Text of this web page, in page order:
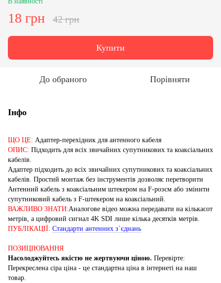
18 грн 42 грн
Купити
До обраного Порівняти
Інфо
ЩО ЦЕ: Адаптер-перехідник для антенного кабеля
ОПИС: Підходить для всіх звичайних супутникових та коаксіальних
кабелів.
Адаптер підходить до всіх звичайних супутникових та коаксіальних
кабелів. Простий монтаж без інструментів дозволяє перетворити
Антенний кабель з коаксіальним штекером на F-розєм або змінити
супутниковий кабель з F-штекером на коаксіальний.
ВАЖЛИВО ЗНАТИ:Аналогове відео можна передавати на кількасот
метрів, а цифровий сигнал 4K SDI лише кілька десятків метрів.
ПУБЛІКАЦІЇ: Стандарти антенних з`єднань
ПОЗИЦІЮВАННЯ
Насолоджуйтесь якістю не жертвуючи ціною. Перевірте:
Перекреслена сіра ціна - це стандартна ціна в інтернеті на наш
товар.